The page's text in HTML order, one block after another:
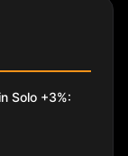
Solo +3%: